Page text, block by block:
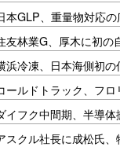
本GLP、重量物対応
友林業G、厚木に初の
浜冷凍、日本海側初
ールドトラック、フ
イフク中間期、半導
スクル社長に成松氏